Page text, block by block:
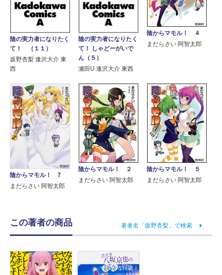
陰の実力者になりたく
て！ （１１）
坂野杏梨 逢沢大介 東
西
陰の実力者になりたく
て！ しゃどーがいで
ん（５）
瀬田U 逢沢大介 東西
陰からマモル！ ４
まだらさい 阿智太郎
陰からマモル！ 7
まだらさい 阿智太郎
陰からマモル！ ２
まだらさい 阿智太郎
陰からマモル！ ５
まだらさい 阿智太郎
この著者の商品 著者名「坂野杏梨」で検索